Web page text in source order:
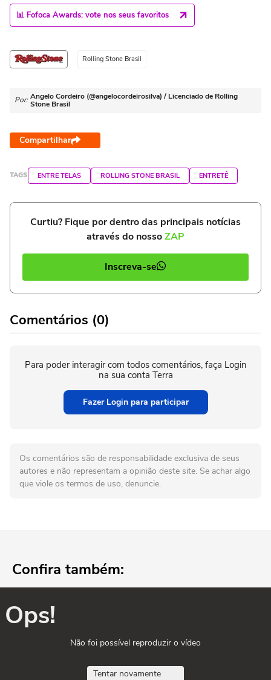
📊 Fofoca Awards: vote nos seus favoritos
Rolling Stone Brasil
Por: Angelo Cordeiro (@angelocordeirosilva) / Licenciado de Rolling
Stone Brasil
Compartilhar
TAGS ENTRE TELAS ROLLING STONE BRASIL ENTRETÊ
Curtiu? Fique por dentro das principais notícias
através do nossoZAP
Inscreva-se
Comentários (0)
Para poder interagir com todos comentários, faça Login
na sua conta Terra
Fazer Login para participar
Os comentários são de responsabilidade exclusiva de seus
autores e não representam a opinião deste site. Se achar algo
que viole os termos de uso, denuncie.
Confira também:
Ops!
Não foi possível reproduzir o vídeo
Tentar novamente